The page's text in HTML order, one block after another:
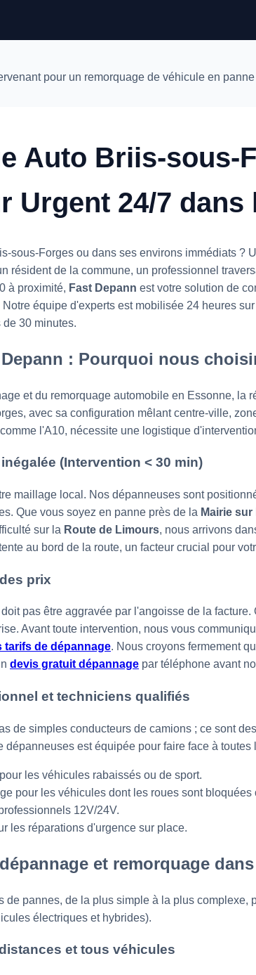
Auto Briis-sous-
Urgent 24/7 dans
sous-Forges ou dans ses environs immédiats ?
résident de la commune, un professionnel
à proximité, Fast Depann est votre solution de
équipe d'experts est mobilisée 24 heures
30 minutes.
: Pourquoi nous
et du remorquage automobile en Essonne, la
avec sa configuration mêlant centre-ville,
l'A10, nécessite une logistique
(Intervention < 30 min)
maillage local. Nos dépanneuses sont
Que vous soyez en panne près de la Mairie
sur la Route de Limours, nous arrivons
au bord de la route, un facteur crucial pour
prix
pas être aggravée par l'angoisse de la
Avant toute intervention, nous vous
tarifs de dépannage. Nous croyons fermement
devis gratuit dépannage par téléphone avant
et techniciens qualifiés
de simples conducteurs de camions ; ce sont
dépanneuses est équipée pour faire face à toutes
les véhicules rabaissés ou de sport.
pour les véhicules dont les roues sont
12V/24V.
les réparations d'urgence sur place.
et remorquage dans
de pannes, de la plus simple à la plus complexe,
électriques et hybrides).
et tous véhicules